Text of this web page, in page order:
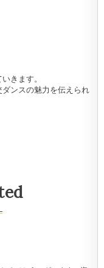
きます。
ンスの魅力を伝えられ